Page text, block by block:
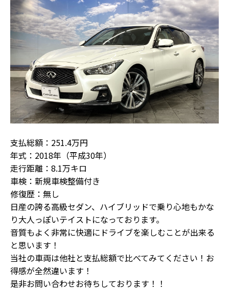
支払総額：251.4万円
年式：2018年（平成30年）
走行距離：8.1万キロ
車検：新規車検整備付き
修復歴：無し
日産の誇る高級セダン、ハイブリッドで乗り心地もかな
り大人っぽいテイストになっております。
音質もよく非常に快適にドライブを楽しむことが出来る
と思います！
当社の車両は他社と支払総額で比べてみてください！お
得感が全然違います！
是非お問い合わせお待ちしております！！